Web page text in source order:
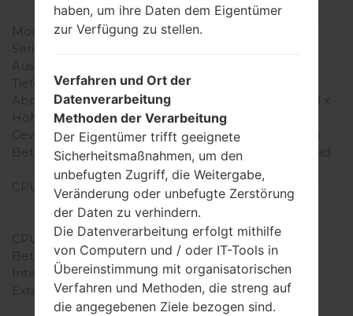
Modell und seine Eigenschaften
Modell
LGE739BKDU
Serie
Ausgabe
Tiefe
10 millimeter (0.39 Zoll)
Abmessungen (Breite /
Höhe)
122 x 64 millimeter (4.80 x
2.52 Zoll)
Gewicht
108 gramm (5.64 unzen)
Betriebssystem
Android 2.3.x Gingerbread
Ausrüstung
CPU
1.0 GHz Scorpion
Qualcomm MSM8255
Snapdragon S2
CPU-Kerne
-
Betriebsgedächtnis
512MB
Interner Speicher
2GB
Externer Speicher
microSD, zu 32 GB
(dedizierter Slot), 2 GB
haben, um ihre Daten dem Eigentümer
zur Verfügung zu stellen.
Verfahren und Ort der
Datenverarbeitung
Methoden der Verarbeitung
Der Eigentümer trifft geeignete
Sicherheitsmaßnahmen, um den
unbefugten Zugriff, die Weitergabe,
Veränderung oder unbefugte Zerstörung
der Daten zu verhindern.
Die Datenverarbeitung erfolgt mithilfe
von Computern und / oder IT-Tools in
Übereinstimmung mit organisatorischen
Verfahren und Methoden, die streng auf
die angegebenen Ziele bezogen sind.